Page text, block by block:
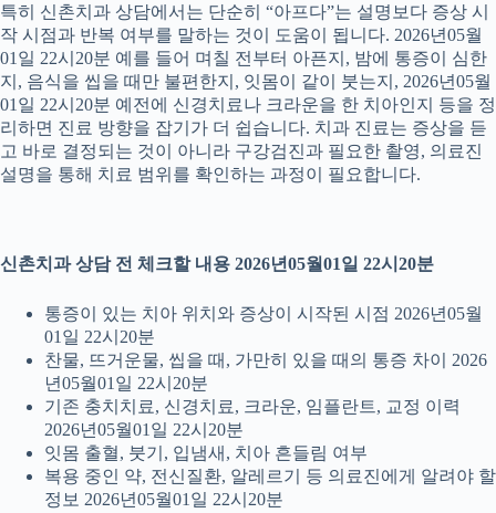
특히 신촌치과 상담에서는 단순히 “아프다”는 설명보다 증상 시
작 시점과 반복 여부를 말하는 것이 도움이 됩니다. 2026년05월
01일 22시20분 예를 들어 며칠 전부터 아픈지, 밤에 통증이 심한
지, 음식을 씹을 때만 불편한지, 잇몸이 같이 붓는지, 2026년05월
01일 22시20분 예전에 신경치료나 크라운을 한 치아인지 등을 정
리하면 진료 방향을 잡기가 더 쉽습니다. 치과 진료는 증상을 듣
고 바로 결정되는 것이 아니라 구강검진과 필요한 촬영, 의료진
설명을 통해 치료 범위를 확인하는 과정이 필요합니다.
신촌치과 상담 전 체크할 내용 2026년05월01일 22시20분
통증이 있는 치아 위치와 증상이 시작된 시점 2026년05월
01일 22시20분
찬물, 뜨거운물, 씹을 때, 가만히 있을 때의 통증 차이 2026
년05월01일 22시20분
기존 충치치료, 신경치료, 크라운, 임플란트, 교정 이력
2026년05월01일 22시20분
잇몸 출혈, 붓기, 입냄새, 치아 흔들림 여부
복용 중인 약, 전신질환, 알레르기 등 의료진에게 알려야 할
정보 2026년05월01일 22시20분